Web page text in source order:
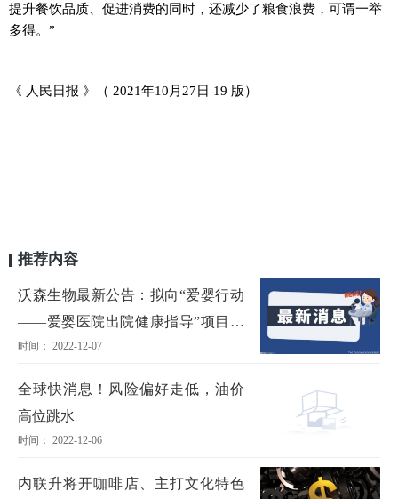
提升餐饮品质、促进消费的同时，还减少了粮食浪费，可谓一举
多得。”
《 人民日报 》（ 2021年10月27日 19 版）
推荐内容
沃森生物最新公告：拟向“爱婴行动
——爱婴医院出院健康指导”项目捐
赠545万元
时间： 2022-12-07
全球快消息！风险偏好走低，油价
高位跳水
时间： 2022-12-06
内联升将开咖啡店、主打文化特色